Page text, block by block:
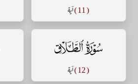
( 11 ) آية
سورة الطلاق
( 12 ) آية